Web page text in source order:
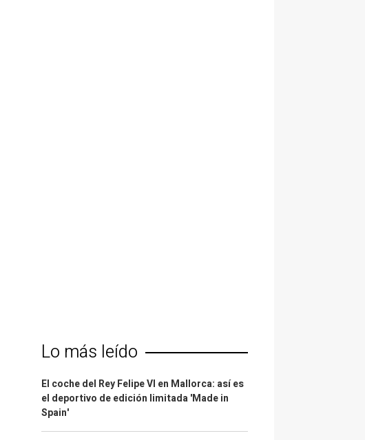
Lo más leído
El coche del Rey Felipe VI en Mallorca: así es
el deportivo de edición limitada 'Made in
Spain'